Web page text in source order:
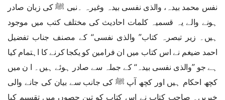
نفس محمد بیدہ، والذی نفسی بیدہ وغیرہ ۔نبی ﷺ کی زبان صادر
ہونے والے یہ قسمیہ کلمات احادیث کی مختلف کتب میں موجود
ہیں۔ زیر تبصرہ کتاب’’ والذی نفسی‘‘ کے مصنف جناب تفضیل
احمد ضیغم نے اس کتاب میں ان فرامین کو یکجا کرنے کا اہتمام کیا
ہے جو ’’والذی نفسی بیدہ‘‘ کے جملہ سے صادر ہوئے ہیں۔ ا ن میں
کچھ احکام ہیں اور کچھ آپ ﷺ کی جانب سے بیان کی جانے والی
خبریں۔ صاحب کتاب نے اس کتاب کو تین حصوں میں تقسیم کیا